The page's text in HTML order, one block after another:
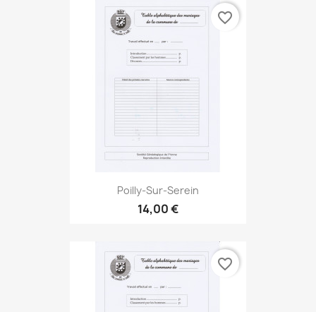
Poilly-Sur-Serein
14,00 €
favorite_border
favorite_border